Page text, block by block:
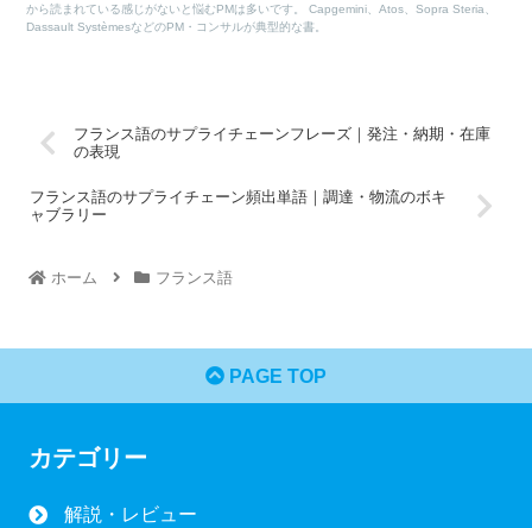
から読まれている感じがないと悩むPMは多いです。 Capgemini、Atos、Sopra Steria、
Dassault SystèmesなどのPM・コンサルが典型的な書。
フランス語のサプライチェーンフレーズ｜発注・納期・在庫
の表現
フランス語のサプライチェーン頻出単語｜調達・物流のボキ
ャブラリー
ホーム フランス語
PAGE TOP
カテゴリー
解説・レビュー